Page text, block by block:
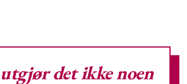
det ikke noen